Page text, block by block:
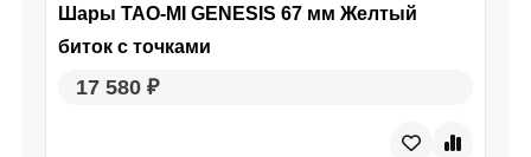
Шары TAO-MI GENESIS 67 мм Желтый
биток с точками
17 580 ₽